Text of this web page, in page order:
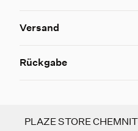
Versand
Rückgabe
PLAZE STORE